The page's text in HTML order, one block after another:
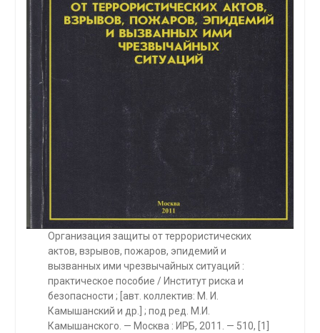
Организация защиты от террористических
актов, взрывов, пожаров, эпидемий и
вызванных ими чрезвычайных ситуаций :
практическое пособие / Институт риска и
безопасности ; [авт. коллектив: М. И.
Камышанский и др.] ; под ред. М.И.
Камышанского. — Москва : ИРБ, 2011. — 510, [1]